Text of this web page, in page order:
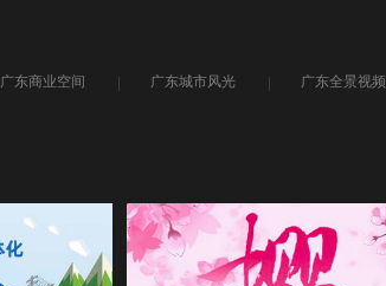
广东商业空间 广东城市风光 广东全景视频